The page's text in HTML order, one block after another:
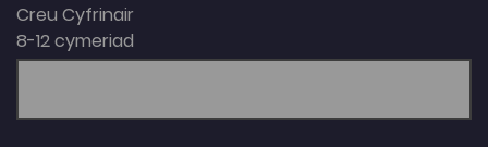
Creu Cyfrinair
8-12 cymeriad